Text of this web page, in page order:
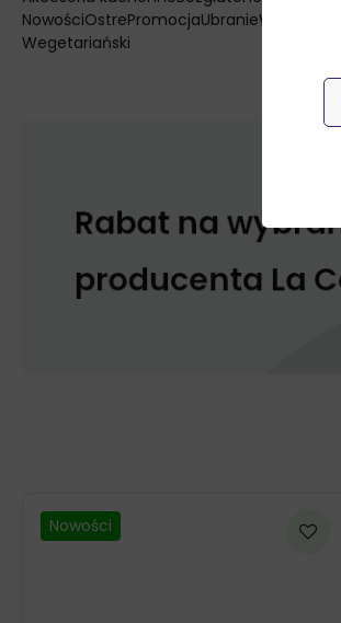
NowościOstrePromocjaUbranieWegański
Wegetariański
Nowości